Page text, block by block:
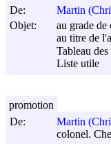
De:
Martin
Objet:
au grade de
au titre de
Tableau
Liste utile
De:
Martin
colonel.
promotion